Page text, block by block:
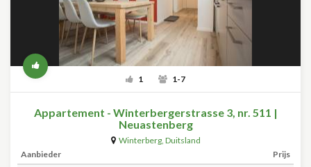
1 1-7
Appartement - Winterbergerstrasse 3, nr. 511 |
Neuastenberg
Winterberg, Duitsland
Aanbieder
Prijs